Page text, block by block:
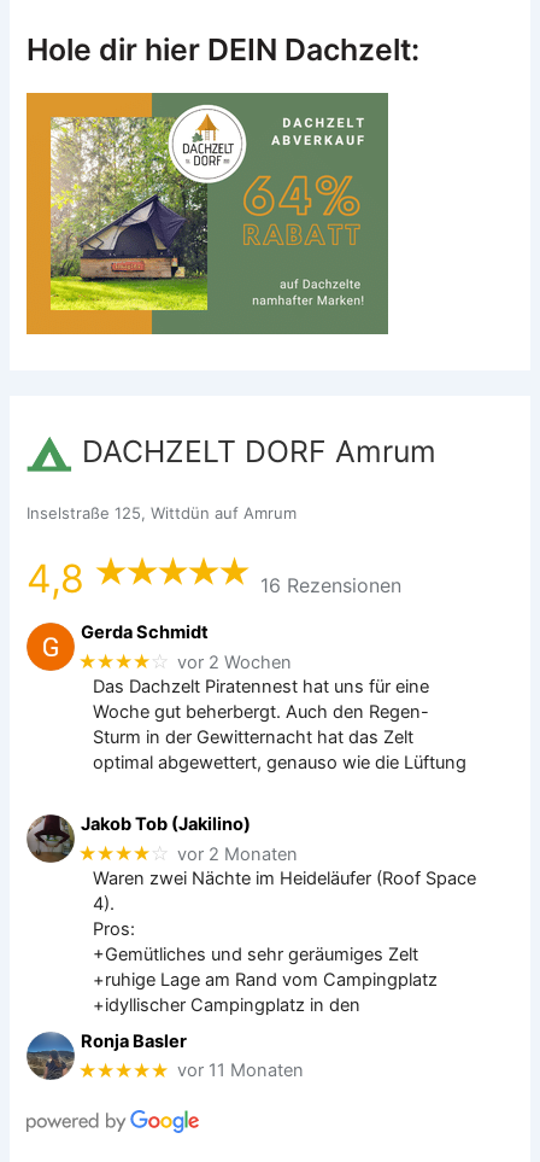
Hole dir hier DEIN Dachzelt:
DACHZELT DORF Amrum
Inselstraße 125, Wittdün auf Amrum
4,8 16 Rezensionen
Gerda Schmidt
★★★★☆ vor 2 Wochen
Das Dachzelt Piratennest hat uns für eine
Woche gut beherbergt. Auch den Regen-
Sturm in der Gewitternacht hat das Zelt
optimal abgewettert, genauso wie die Lüftung
Jakob Tob (Jakilino)
★★★★☆ vor 2 Monaten
Waren zwei Nächte im Heideläufer (Roof Space
4).
Pros:
+Gemütliches und sehr geräumiges Zelt
+ruhige Lage am Rand vom Campingplatz
+idyllischer Campingplatz in den
Ronja Basler
★★★★★ vor 11 Monaten